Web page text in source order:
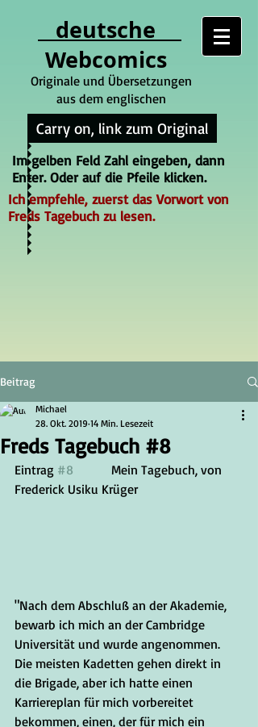
deutsche
Webcomics
Originale und Übersetzungen
aus dem englischen
Carry on, link zum Original
Im gelben Feld Zahl eingeben, dann
Enter. Oder auf die Pfeile klicken.
Ich empfehle, zuerst das Vorwort von
Freds Tagebuch zu lesen.
Beitrag
Freds Tagebuch #8
Michael
28. Okt. 2019 14 Min. Lesezeit
Eintrag #8
Frederick Usiku Krüger
"Nach dem Abschluß an der Akademie,
bewarb ich mich an der Cambridge
Universität und wurde angenommen.
Die meisten Kadetten gehen direkt in
die Brigade, aber ich hatte einen
Karriereplan für mich vorbereitet
bekommen, einen, der für mich ein